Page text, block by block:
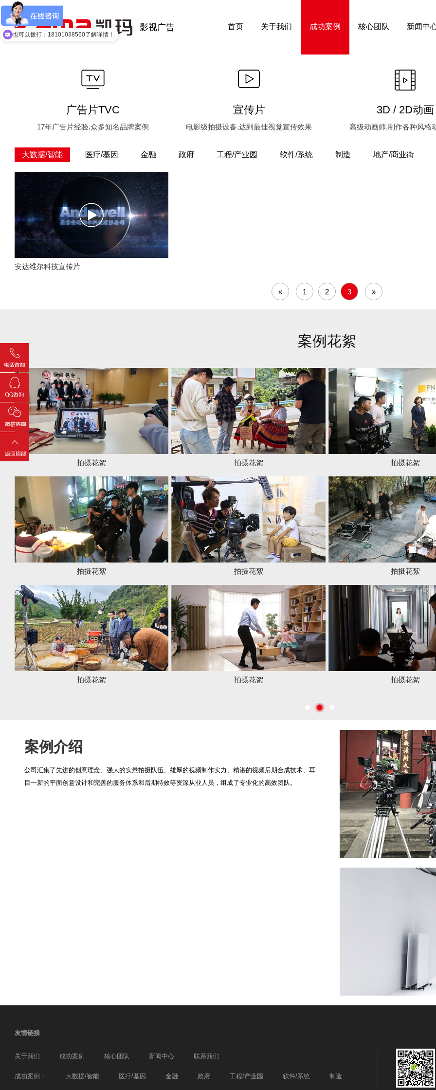
影视广告 首页 关于我们 成功案例 核心团队 新闻中
广告片TVC
17年广告片经验,众多知名品牌案例
宣传片
电影级拍摄设备,达到最佳视觉宣传效果
3D / 2D动画
高级动画师,制作各种风格
大数据/智能 医疗/基因 金融 政府 工程/产业园 软件/系统 制造 地产/商业街
安达维尔科技宣传片
« 1 2 3 »
案例花絮
案例介绍
公司汇集了先进的创意理念、强大的实景拍摄队伍、雄厚的视频制作实力、精湛的视频后期合成技术、耳
目一新的平面创意设计和完善的服务体系和后期特效等资深从业人员，组成了专业化的高效团队。
友情链接
关于我们 成功案例 核心团队 新闻中心 联系我们
成功案例： 大数据/智能 医疗/基因 金融 政府 工程/产业园 软件/系统 制造
也可以拨打：18101038560​了解详情！